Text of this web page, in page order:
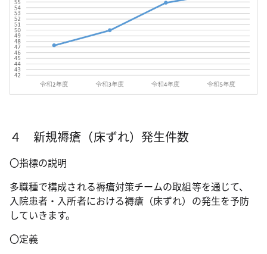
４ 新規褥瘡（床ずれ）発生件数
〇指標の説明
多職種で構成される褥瘡対策チームの取組等を通じて、
入院患者・入所者における褥瘡（床ずれ）の発生を予防
していきます。
〇定義